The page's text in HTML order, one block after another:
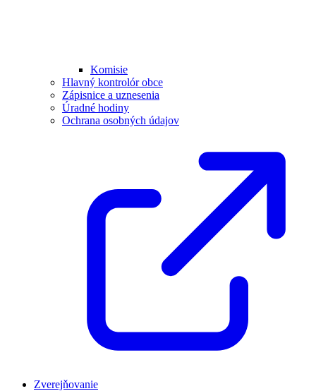
Komisie
Hlavný kontrolór obce
Zápisnice a uznesenia
Úradné hodiny
Ochrana osobných údajov
Zverejňovanie